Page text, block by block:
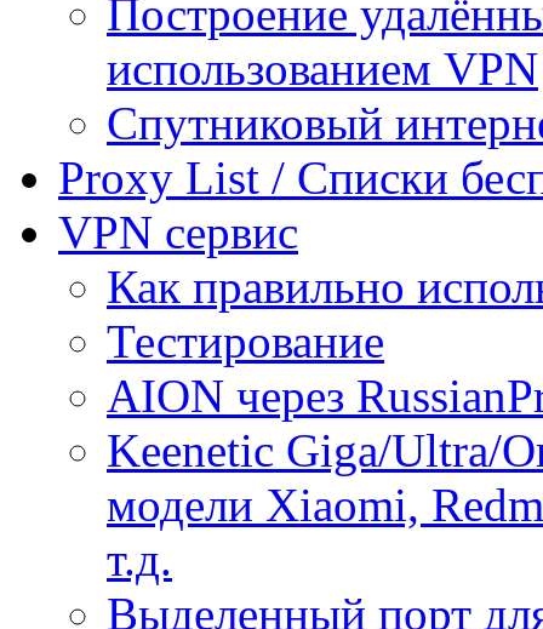
Построение
использованием VPN
Спутниковый
Proxy List / Списки
VPN сервис
Как правильно
Тестирование
AION через
Keenetic Giga/Ultra/
модели Xiaomi,
т.д.
Выделенный порт